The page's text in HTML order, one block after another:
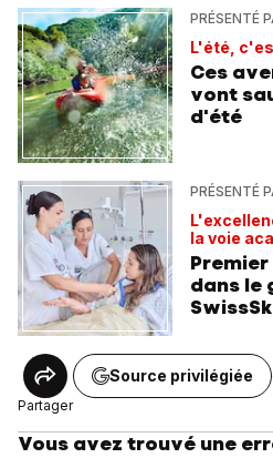
PRÉSENTÉ
L'été,
Ces
vont
d'été
PRÉSENTÉ
la voie
Premier
dans le
Partager
Source privilégiée
Vous avez trouvé une